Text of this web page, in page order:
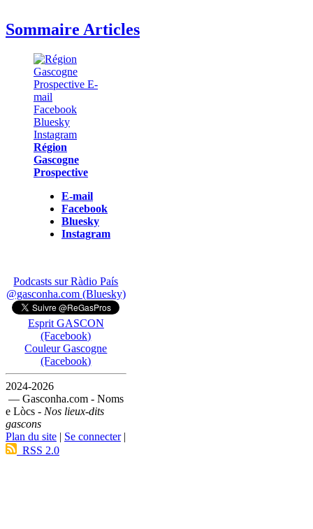
Sommaire Articles
Région
Gascogne
Prospective
E-mail
Facebook
Bluesky
Instagram
Podcasts sur Ràdio País
@gasconha.com (Bluesky)
Esprit GASCON
(Facebook)
Couleur Gascogne
(Facebook)
2024-2026
— Gasconha.com - Noms
e Lòcs - Nos lieux-dits
gascons
Plan du site | Se connecter|
RSS 2.0